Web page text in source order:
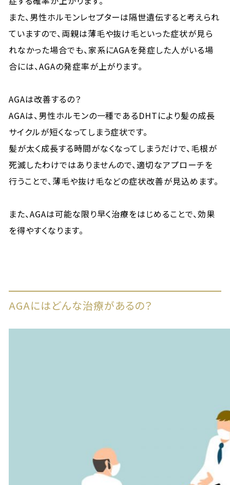
また、男性ホルモンレセプターは隔世遺伝すると考えられ
ていますので、両親は薄毛や抜け毛といった症状が見ら
れなかった場合でも、家系にAGAを発症した人がいる場
合には、AGAの発症率が上がります。
AGAは改善するの？
AGAは、男性ホルモンの一種であるDHTにより髪の成長
サイクルが短くなってしまう症状です。
髪が太く成長する時間がなくなってしまうだけで、毛根が
死滅したわけではありませんので、適切なアプローチを
行うことで、薄毛や抜け毛などの症状改善が見込めます。
また、AGAは可能な限り早く治療をはじめることで、効果
を得やすくなります。
AGAにはどんな治療があるの？